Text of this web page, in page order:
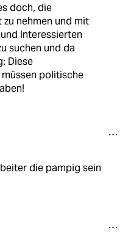
doch, die
zu nehmen und mit
Interessierten
suchen und da
Diese
politische
die pampig sein